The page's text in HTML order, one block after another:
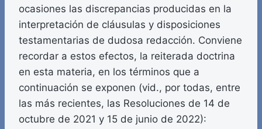
ocasiones las discrepancias producidas en la
interpretación de cláusulas y disposiciones
testamentarias de dudosa redacción. Conviene
recordar a estos efectos, la reiterada doctrina
en esta materia, en los términos que a
continuación se exponen (vid., por todas, entre
las más recientes, las Resoluciones de 14 de
octubre de 2021 y 15 de junio de 2022):